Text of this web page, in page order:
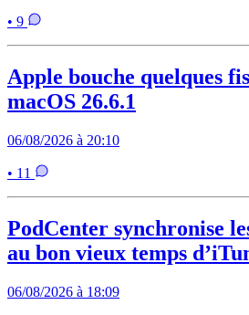
• 9
Apple bouche quelques
macOS 26.6.1
06/08/2026 à 20:10
• 11
PodCenter synchronise
au bon vieux temps
06/08/2026 à 18:09